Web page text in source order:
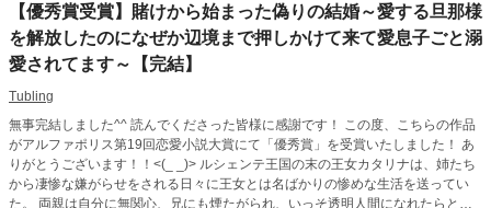
【優秀賞受賞】賭けから始まった偽りの結婚～愛する旦那様
を解放したのになぜか辺境まで押しかけて来て愛息子ごと溺
愛されてます～【完結】
Tubling
無事完結しました^^ 読んでくださった皆様に感謝です！ この度、こちらの作品
がアルファポリス第19回恋愛小説大賞にて「優秀賞」を受賞いたしました！ あ
りがとうございます！！<(_ _)> ルシェンテ王国の末の王女カタリナは、姉たち
から凄惨な嫌がらせをされる日々に王女とは名ばかりの惨めな生活を送ってい
た。 両親は自分に無関心、兄にも煙たがられ、いっそ透明人間になれたらと思